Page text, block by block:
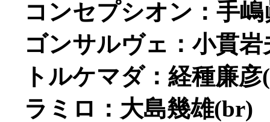
コンセプシオン：手嶋
ゴンサルヴェ：小貫岩
トルケマダ：経種廉彦
ラミロ：大島幾雄(br)